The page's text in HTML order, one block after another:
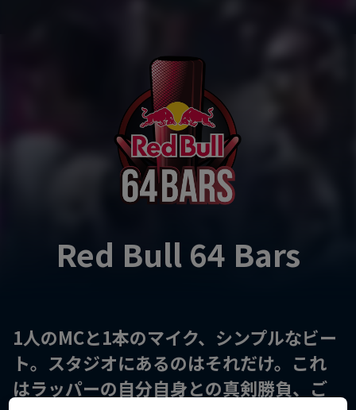
Red Bull 64 Bars
1人のMCと1本のマイク、シンプルなビー
ト。スタジオにあるのはそれだけ。これ
はラッパーの自分自身との真剣勝負、ご